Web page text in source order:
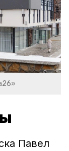
Павел